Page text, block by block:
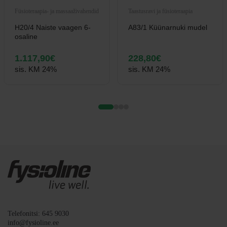
H20/4 Naiste vaagen 6-
osaline
1.117,90€
sis. KM 24%
Taastusravi ja füsioteraapia
A83/1 Küünarnuki mudel
228,80€
sis. KM 24%
Telefonitsi: 645 9030
info@fysioline.ee